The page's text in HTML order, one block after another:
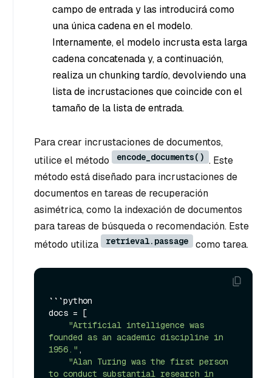
campo de entrada y las introducirá como
una única cadena en el modelo.
Internamente, el modelo incrusta esta larga
cadena concatenada y, a continuación,
realiza un chunking tardío, devolviendo una
lista de incrustaciones que coincide con el
tamaño de la lista de entrada.
Para crear incrustaciones de documentos,
utilice el método
encode_documents() . Este
método está diseñado para incrustaciones de
documentos en tareas de recuperación
asimétrica, como la indexación de documentos
para tareas de búsqueda o recomendación. Este
método utiliza
retrieval.passage como tarea.
```python
docs = [
"Artificial intelligence was
founded as an academic discipline in
1956." ,
"Alan Turing was the first person
to conduct substantial research in